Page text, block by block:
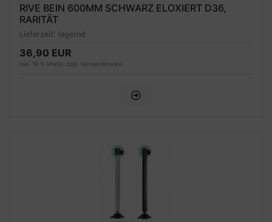
RIVE BEIN 600MM SCHWARZ ELOXIERT D36,
RARITÄT
Lieferzeit: lagernd
36,90 EUR
inkl. 19 % MwSt. zzgl. Versandkosten